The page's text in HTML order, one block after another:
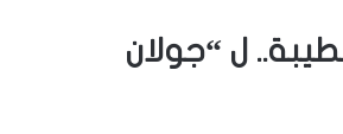
ل “جولان